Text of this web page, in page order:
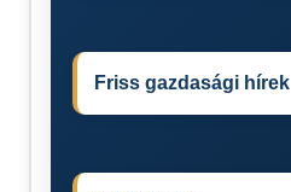
Friss gazdasági hírek